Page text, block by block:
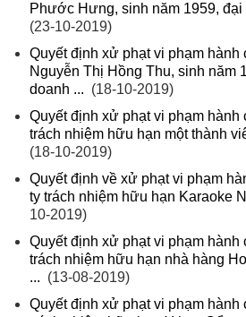
Phước Hưng, sinh năm 1959, đại
(23-10-2019)
Quyết định xử phạt vi phạm hành
Nguyễn Thị Hồng Thu, sinh năm
doanh ... (18-10-2019)
Quyết định xử phạt vi phạm
trách nhiệm hữu hạn một thành
(18-10-2019)
Quyết định về xử phạt vi phạm
ty trách nhiệm hữu hạn Karaoke
10-2019)
Quyết định xử phạt vi phạm
trách nhiệm hữu hạn nhà hàng
... (13-08-2019)
Quyết định xử phạt vi phạm